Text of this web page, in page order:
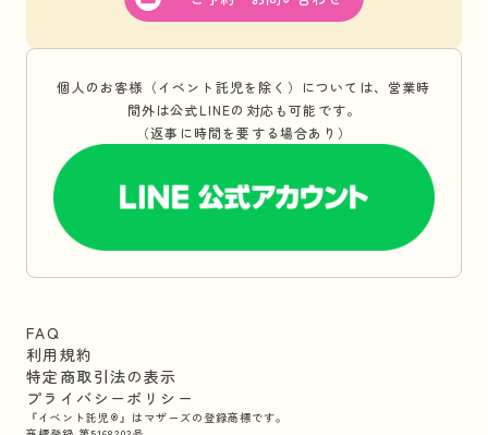
個人のお客様（イベント託児を除く）については、営業時
間外は公式LINEの対応も可能です。
（返事に時間を要する場合あり）
FAQ
利用規約
特定商取引法の表示
プライバシーポリシー
『イベント託児®』はマザーズの登録商標です。